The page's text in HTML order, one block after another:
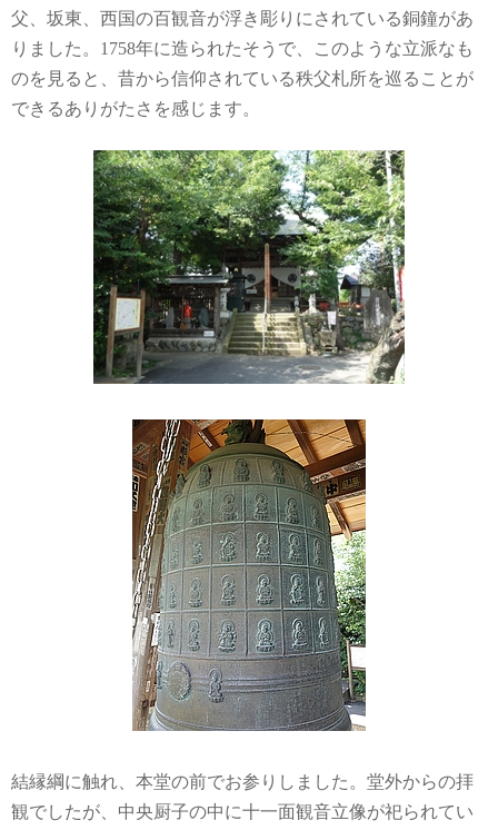
父、坂東、西国の百観音が浮き彫りにされている銅鐘があ
りました。1758年に造られたそうで、このような立派なも
のを見ると、昔から信仰されている秩父札所を巡ることが
できるありがたさを感じます。
結縁綱に触れ、本堂の前でお参りしました。堂外からの拝
観でしたが、中央厨子の中に十一面観音立像が祀られてい